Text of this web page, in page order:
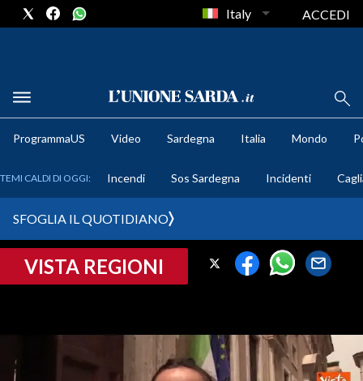
METEO
CRONACA SARDEGNA
Italy ACCEDI
ProgrammaUS Video Sardegna Italia Mondo
TEMI CALDI DI OGGI: Incendi Sos Sardegna Incidenti
SFOGLIA IL QUOTIDIANO
VISTA REGIONI